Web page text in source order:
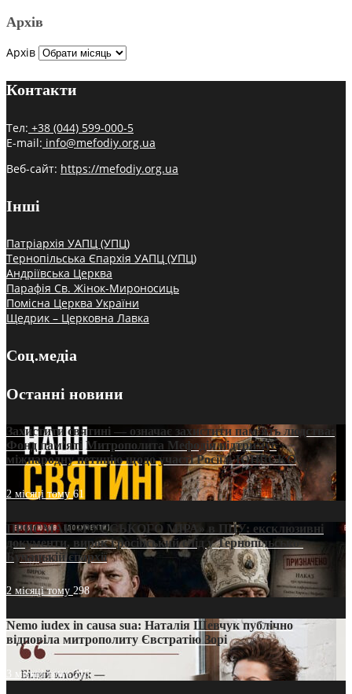
Архів
Архів
Контакти
Тел: +38 (044) 599-000-5
E-mail: info@mefodiy.org.ua
Веб-сайт: https://mefodiy.org.ua
Інші
Патріархія УАПЦ (УПЦ)
Тернопільська Єпархія УАПЦ (УПЦ)
Андріївська Церква
Парафія Св. Жінок-Мироносиць
Помісна Церква України
Щедрик – Церковна Лавка
Соц.медіа
Останні новини
Захистити святині — означає захистити пам’ять людства:
Фонд пам’яті Митрополита Мефодія підтримує
міжнародну петицію щодо участі Росії в ЮНЕСКО
2 місяці тому61
ПРИСМАК «РУССЬКОГО МІРА» в ПЦУ: ексклюзивні
документи, вирок і російський слід у Тернопільсько-
Бучацькій єпархії
2 місяці тому 298
Nemo iudex in causa sua: Наталія Шевчук публічно
відповіла митрополиту Євстратію Зорі
3 місяці тому215